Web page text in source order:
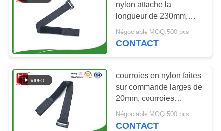
NOUS
CONTACTER
NOUVELLES
DEMANDEZ
UN DEVIS
Corrections faites
sur commande de
crochet et de boucle
31
nylon attache la
longueur de 230mm,
sangle en nylon légère
pour le câble rangé
Négociable MOQ:500 pcs
CONTACT
courroies en nylon faites
sur commande larges de
20mm, courroies
réglables de sangle
avec la boucle en
Négociable MOQ:500 pcs
CONTACT